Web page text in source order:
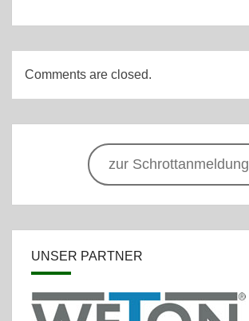
Comments are closed.
zur Schrottanmeldung
UNSER PARTNER